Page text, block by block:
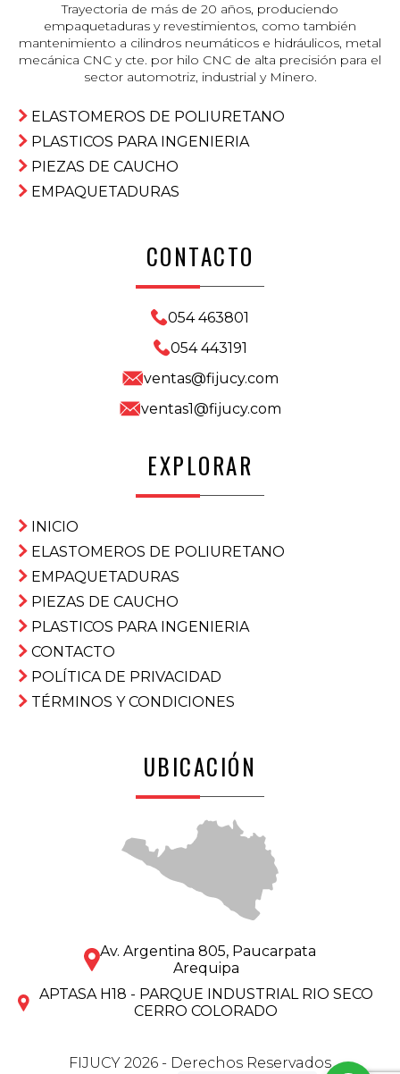
Trayectoria de más de 20 años, produciendo
empaquetaduras y revestimientos, como también
mantenimiento a cilindros neumáticos e hidráulicos, metal
mecánica CNC y cte. por hilo CNC de alta precisión para el
sector automotriz, industrial y Minero.
ELASTOMEROS DE POLIURETANO
PLASTICOS PARA INGENIERIA
PIEZAS DE CAUCHO
EMPAQUETADURAS
CONTACTO
054 463801
054 443191
ventas@fijucy.com
ventas1@fijucy.com
EXPLORAR
INICIO
ELASTOMEROS DE POLIURETANO
EMPAQUETADURAS
PIEZAS DE CAUCHO
PLASTICOS PARA INGENIERIA
CONTACTO
POLÍTICA DE PRIVACIDAD
TÉRMINOS Y CONDICIONES
UBICACIÓN
Av. Argentina 805, Paucarpata
Arequipa
APTASA H18 - PARQUE INDUSTRIAL RIO SECO
CERRO COLORADO
FIJUCY 2026 - Derechos Reservados